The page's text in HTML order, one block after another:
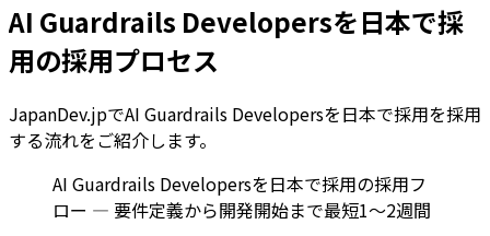
AI Guardrails Developersを日本で採
用の採用プロセス
JapanDev.jpでAI Guardrails Developersを日本で採用を採用
する流れをご紹介します。
AI Guardrails Developersを日本で採用の採用フ
ロー — 要件定義から開発開始まで最短1〜2週間